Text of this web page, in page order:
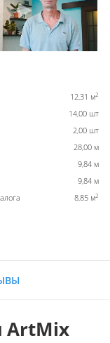
12,31 м2
14,00 шт
2,00 шт
28,00 м
9,84 м
9,84 м
8,85 м2
ArtMix